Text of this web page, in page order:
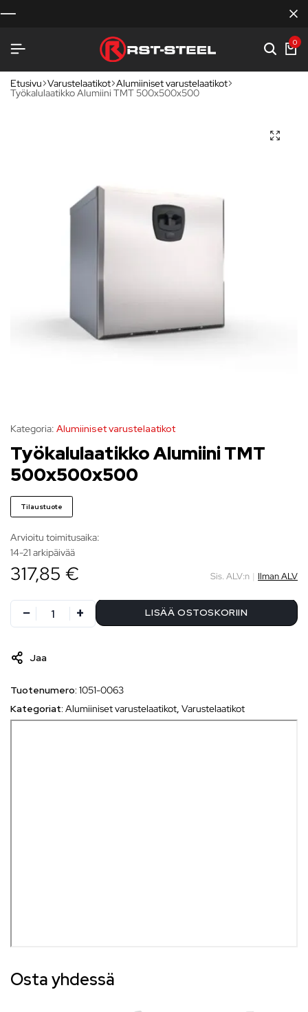
0
Etusivu Varustelaatikot Alumiiniset varustelaatikot
Työkalulaatikko Alumiini TMT 500x500x500
Kategoria: Alumiiniset varustelaatikot
Työkalulaatikko Alumiini TMT
500x500x500
Tilaustuote
Arvioitu toimitusaika:
14-21 arkipäivää
317,85 € Sis. ALV:n | Ilman ALV
LISÄÄ OSTOSKORIIN
Jaa
Tuotenumero: 1051-0063
Kategoriat: Alumiiniset varustelaatikot, Varustelaatikot
Osta yhdessä